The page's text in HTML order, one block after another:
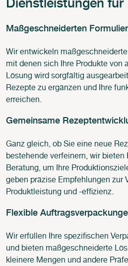
Dienstleistungen für
Maßgeschneiderten
Wir entwickeln
mit denen sich Ihre Produkte von
Lösung wird sorgfältig
Rezepte zu ergänzen und Ihre
erreichen.
Gemeinsame
Ganz gleich, ob Sie eine neue
bestehende verfeinern, wir bieten
Beratung, um Ihre
geben präzise Empfehlungen zur
Produktleistung und -effizienz.
Flexible
Wir erfüllen Ihre spezifischen
und bieten maßgeschneiderte
kleinere Mengen und andere